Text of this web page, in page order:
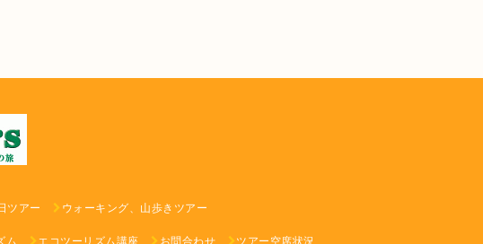
ツアー ウォーキング、山歩きツアー
ム エコツーリズム講座 お問合わせ ツアー空席状況